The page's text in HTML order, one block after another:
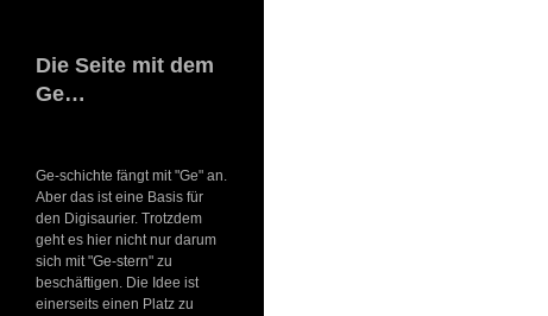
Die Seite mit dem
Ge…
Ge-schichte fängt mit "Ge" an.
Aber das ist eine Basis für
den Digisaurier. Trotzdem
geht es hier nicht nur darum
sich mit "Ge-stern" zu
beschäftigen. Die Idee ist
einerseits einen Platz zu